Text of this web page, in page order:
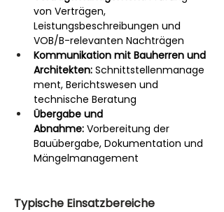
von Verträgen,
Leistungsbeschreibungen und
VOB/B-relevanten Nachträgen
Kommunikation mit Bauherren und
Architekten: Schnittstellenmanage
ment, Berichtswesen und
technische Beratung
Übergabe und
Abnahme: Vorbereitung der
Bauübergabe, Dokumentation und
Mängelmanagement
Typische Einsatzbereiche